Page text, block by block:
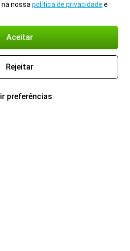
nossa política de privacidade e
Aceitar
Rejeitar
preferências